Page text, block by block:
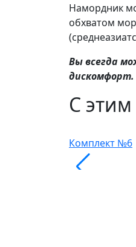
Намордник
обхватом
Вы всегда
дискомфорт.
С
Комплект №6